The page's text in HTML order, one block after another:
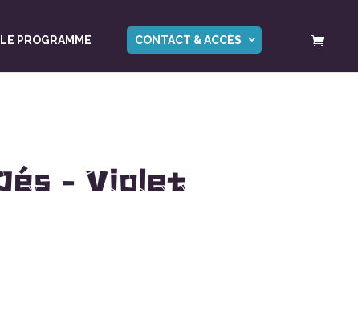
LE PROGRAMME CONTACT & ACCÈS
– Violet